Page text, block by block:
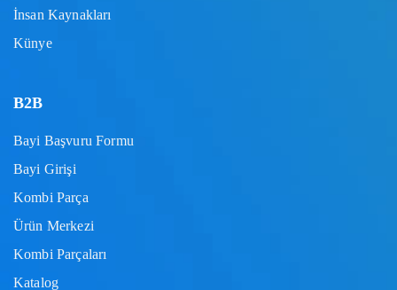
İnsan Kaynakları
Künye
B2B
Bayi Başvuru Formu
Bayi Girişi
Kombi Parça
Ürün Merkezi
Kombi Parçaları
Katalog